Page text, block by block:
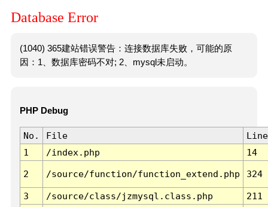
Database Error
(1040) 365建站错误警告：连接数据库失败，可能的原
因：1、数据库密码不对; 2、mysql未启动。
PHP Debug
No. File
Line
1
/index.php 14
2 /source/function/function_extend.php 324
3 /source/class/jzmysql.class.php
211